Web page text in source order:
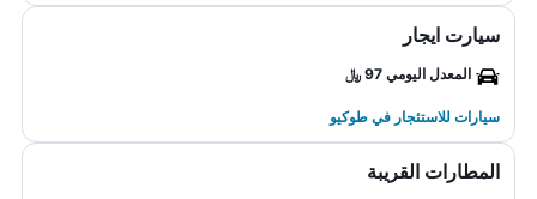
سيارت ايجار
المعدل اليومي 97 ﷼
سيارات للاستئجار في طوكيو
المطارات القريبة